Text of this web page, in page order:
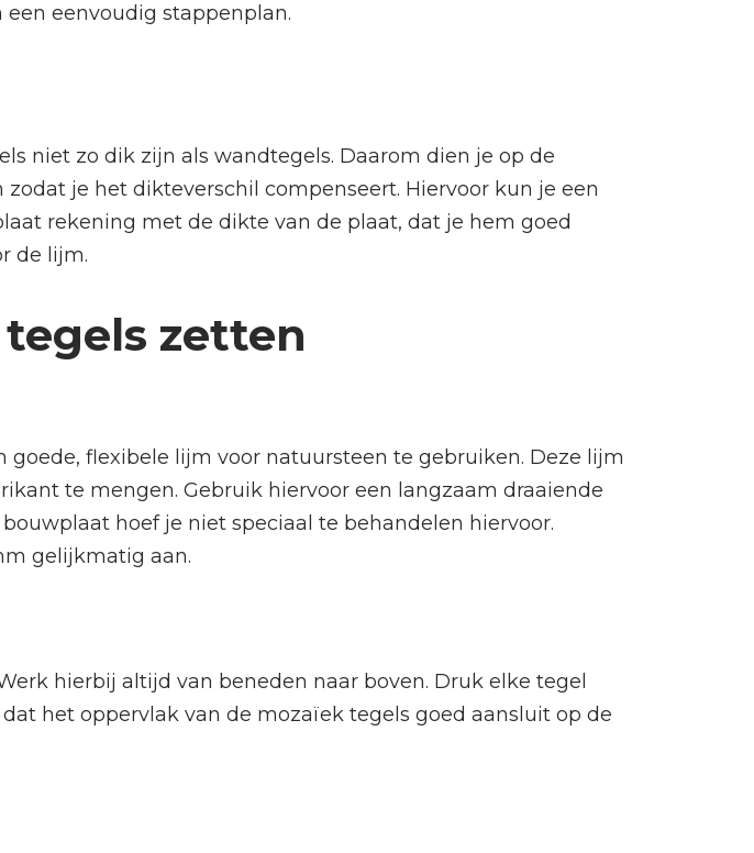
eenvoudig stappenplan.
niet zo dik zijn als wandtegels. Daarom dien je op de
je het dikteverschil compenseert. Hiervoor kun je een
rekening met de dikte van de plaat, dat je hem goed
de lijm.
zetten
flexibele lijm voor natuursteen te gebruiken. Deze lijm
te mengen. Gebruik hiervoor een langzaam draaiende
hoef je niet speciaal te behandelen hiervoor.
gelijkmatig aan.
hierbij altijd van beneden naar boven. Druk elke tegel
het oppervlak van de mozaïek tegels goed aansluit op de